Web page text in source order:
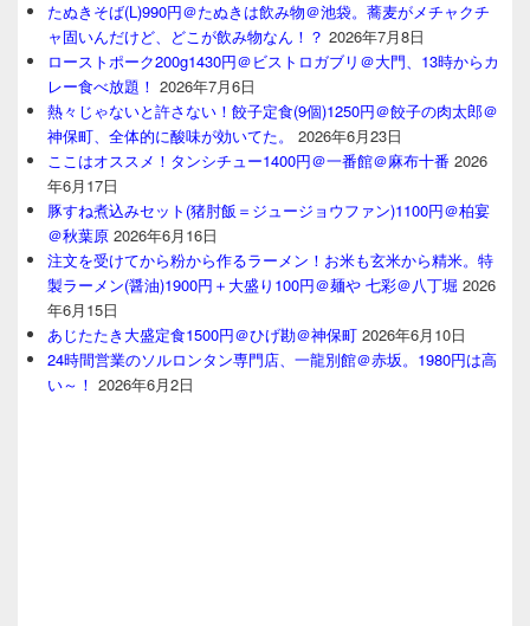
たぬきそば(L)990円＠たぬきは飲み物＠池袋。蕎麦がメチャクチ
ャ固いんだけど、どこが飲み物なん！？ 2026年7月8日
ローストポーク200g1430円＠ビストロガブリ＠大門、13時からカ
レー食べ放題！ 2026年7月6日
熱々じゃないと許さない！餃子定食(9個)1250円＠餃子の肉太郎＠
神保町、全体的に酸味が効いてた。
2026年6月23日
ここはオススメ！タンシチュー1400円＠一番館＠麻布十番 2026
年6月17日
豚すね煮込みセット(猪肘飯＝ジュージョウファン)1100円＠柏宴
＠秋葉原 2026年6月16日
注文を受けてから粉から作るラーメン！お米も玄米から精米。特
製ラーメン(醤油)1900円＋大盛り100円＠麺や 七彩＠八丁堀 2026
年6月15日
あじたたき大盛定食1500円＠ひげ勘＠神保町 2026年6月10日
24時間営業のソルロンタン専門店、一龍別館＠赤坂。1980円は高
い～！ 2026年6月2日